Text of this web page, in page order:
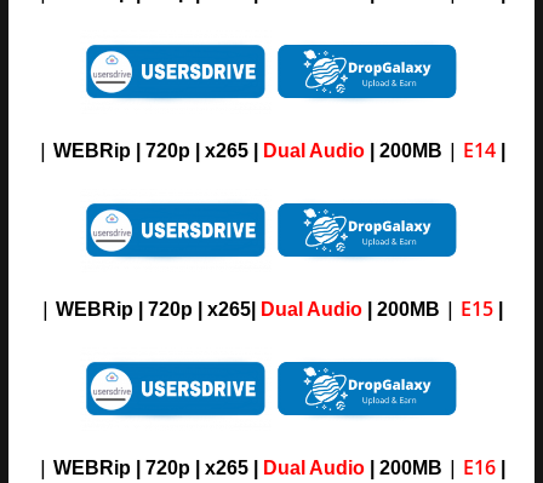
| WEBRip | 720p | x265 | Dual Audio | 200MB | E14
| WEBRip | 720p | x265| Dual Audio | 200MB | E15
| WEBRip | 720p | x265 | Dual Audio | 200MB | E16